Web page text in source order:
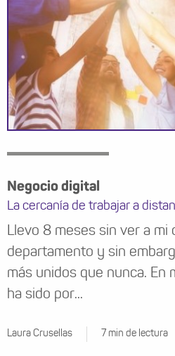
Negocio digital
La cercanía de trabajar a
Llevo 8 meses sin ver a mi
departamento y sin
más unidos que nunca. En
ha sido por...
Laura Crusellas 7 min de lectura